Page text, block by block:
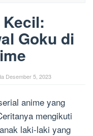
Goku di
Desember 5, 2023
anime yang
mengikuti
laki-laki yang